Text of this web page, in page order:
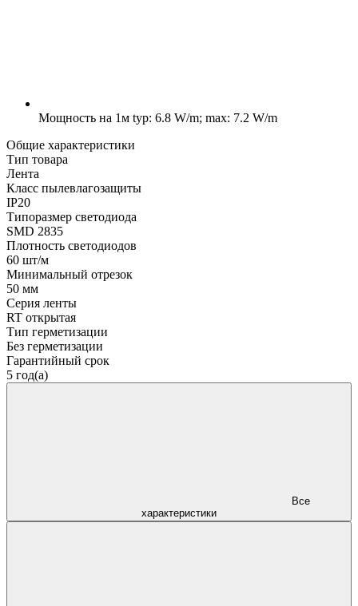
Мощность на 1м typ: 6.8 W/m; max: 7.2 W/m
Общие характеристики
Тип товара
Лента
Класс пылевлагозащиты
IP20
Типоразмер светодиода
SMD 2835
Плотность светодиодов
60 шт/м
Минимальный отрезок
50 мм
Серия ленты
RT открытая
Тип герметизации
Без герметизации
Гарантийный срок
5 год(а)
характеристики